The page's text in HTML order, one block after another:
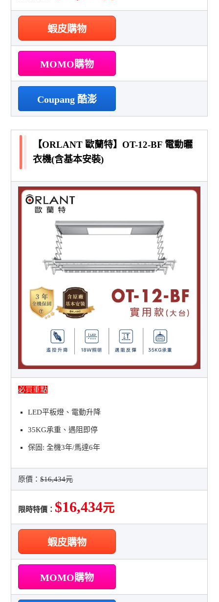
蝦皮購物
MOMO購物
Coupang 酷澎
【ORLANT 歐蘭特】OT-12-BF 電動曬
衣機(含基本安裝)
必買重點
LED平板燈、電動升降
35KG承重、遇阻即停
保固: 全機3年/馬達6年
原價：$16,434元
限時特價： $16,434元
蝦皮購物
MOMO購物